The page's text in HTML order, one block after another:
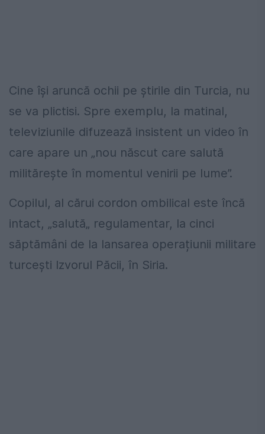
Cine își aruncă ochii pe știrile din Turcia, nu
se va plictisi. Spre exemplu, la matinal,
televiziunile difuzează insistent un video în
care apare un „nou născut care salută
militărește în momentul venirii pe lume”.
Copilul, al cărui cordon ombilical este încă
intact, „salută„ regulamentar, la cinci
săptămâni de la lansarea operațiunii militare
turcești Izvorul Păcii, în Siria.